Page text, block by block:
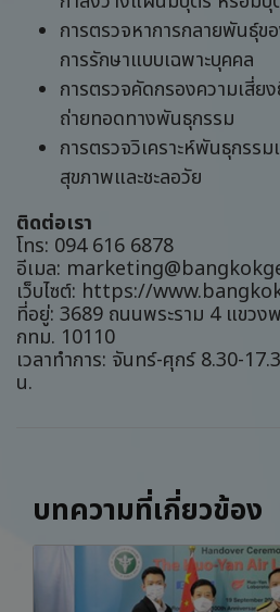
การตรวจหาการกลายพันธุ์ข
การรักษาแบบเฉพาะบุคคล
การตรวจคัดกรองความเสี่ย
ถ่ายทอดทางพันธุกรรม
การตรวจวิเคราะห์พันธุกรร
สุขภาพและชะลอวัย
ติดต่อเรา
โทร: 094 616 6878
อีเมล:
เว็บไซต์: https://
ที่อยู่: 3689 ถนนพระราม 4 แขวง
กทม. 10110
เวลาทำการ: จันทร์-ศุกร์ 8.30-
น.
บทความที่เกี่ยวข้อง